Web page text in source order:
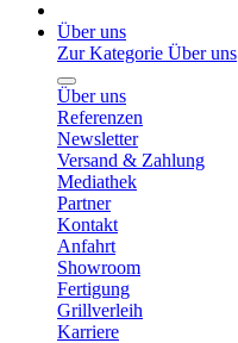
Über uns
Zur Kategorie Über uns
Über uns
Referenzen
Newsletter
Versand & Zahlung
Mediathek
Partner
Kontakt
Anfahrt
Showroom
Fertigung
Grillverleih
Karriere